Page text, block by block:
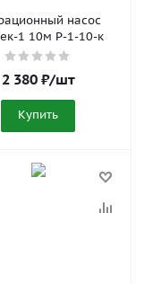
насос
1 10м Р-1-10-к
2 380₽/шт
Купить